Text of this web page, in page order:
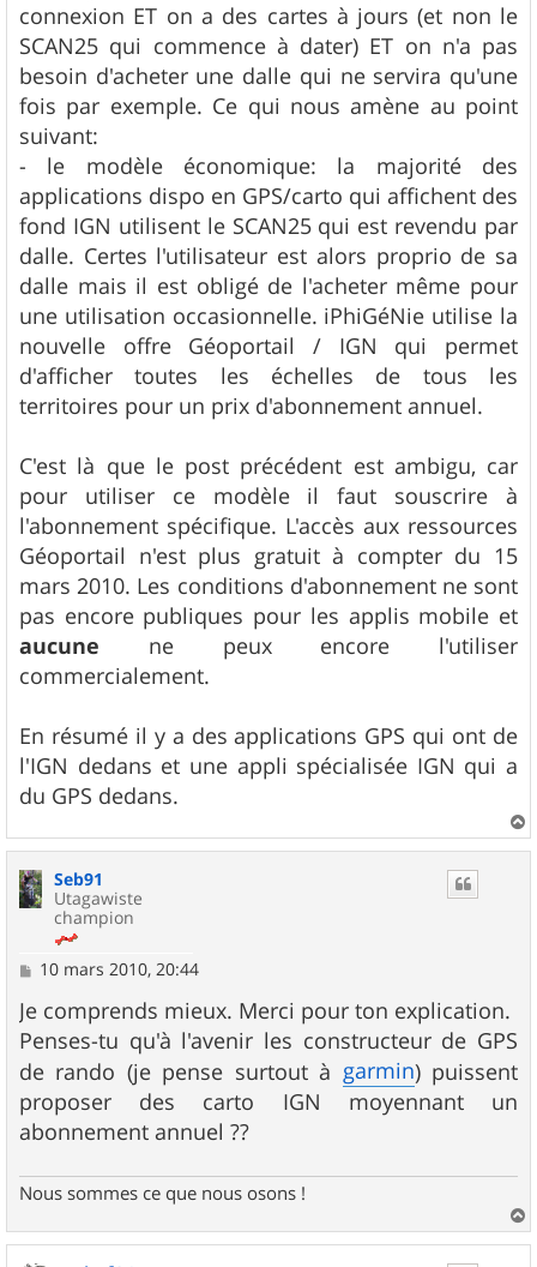
connexion ET on a des cartes à jours (et non le
SCAN25 qui commence à dater) ET on n'a pas
besoin d'acheter une dalle qui ne servira qu'une
fois par exemple. Ce qui nous amène au point
suivant:
- le modèle économique: la majorité des
applications dispo en GPS/carto qui affichent des
fond IGN utilisent le SCAN25 qui est revendu par
dalle. Certes l'utilisateur est alors proprio de sa
dalle mais il est obligé de l'acheter même pour
une utilisation occasionnelle. iPhiGéNie utilise la
nouvelle offre Géoportail / IGN qui permet
d'afficher toutes les échelles de tous les
territoires pour un prix d'abonnement annuel.
C'est là que le post précédent est ambigu, car
pour utiliser ce modèle il faut souscrire à
l'abonnement spécifique. L'accès aux ressources
Géoportail n'est plus gratuit à compter du 15
mars 2010. Les conditions d'abonnement ne sont
pas encore publiques pour les applis mobile et
aucune ne peux encore l'utiliser
commercialement.
En résumé il y a des applications GPS qui ont de
l'IGN dedans et une appli spécialisée IGN qui a
du GPS dedans.
a
Seb91
Utagawiste
champion
M
s
s
a
g
e
10 mars 2010, 20:44
Je comprends mieux. Merci pour ton explication.
Penses-tu qu'à l'avenir les constructeur de GPS
de rando (je pense surtout à garmin) puissent
proposer des carto IGN moyennant un
abonnement annuel ??
Nous sommes ce que nous osons !
a